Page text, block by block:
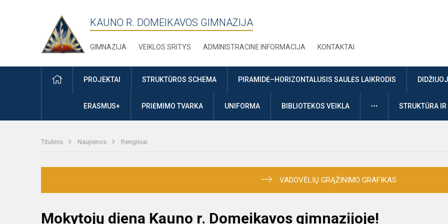
KAUNO R. DOMEIKAVOS GIMNAZIJA
GIMNAZIJA VEIKLOS SRITYS ADMINISTRACINĖ INFORMACIJA KONTAKTAI
PRADŽIAPROJEKTAI STRUKTŪROS SCHEMA PIRAMIDĖ–HORIZONTALUSIS SAULĖS LAIKRODIS
ERASMUS+ PRIĖMIMO TVARKA UNIFORMA BIBLIOTEKOS VEIKLA DAUGIAUSTRUKTŪRA
Titulinis Naujienos Renginiai
VADOVĖLIŲ GRĄŽINIMO GRAFIKAS
Mokytojų diena Kauno r. Domeikavos gimnazijoje!